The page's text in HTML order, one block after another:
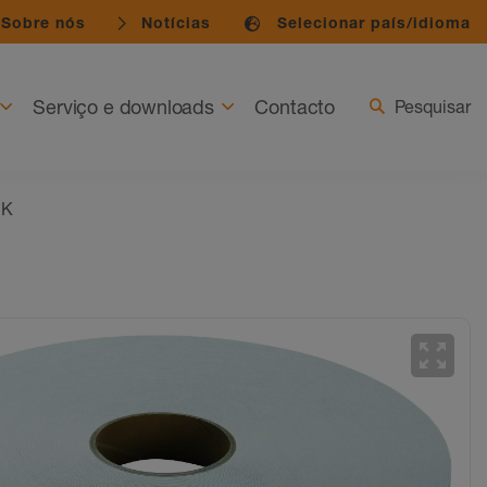
nós Notícias Selecionar país/idioma
Serviço e downloads Contacto Pesquisar